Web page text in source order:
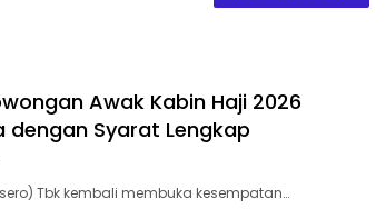
Awak Kabin Haji 2026
dengan Syarat Lengkap
Tbk kembali membuka kesempatan…